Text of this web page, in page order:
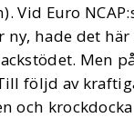
Vid Euro
ny, hade det
Men
följd av
och